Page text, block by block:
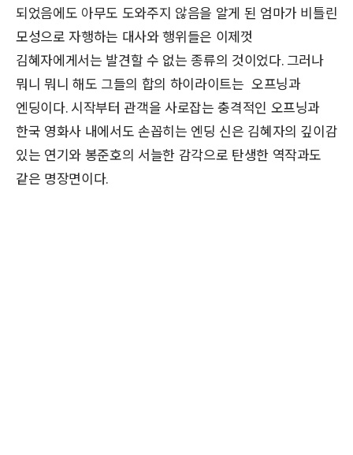
되었음에도 아무도 도와주지 않음을 알게 된 엄마가 비틀린
모성으로 자행하는 대사와 행위들은 이제껏
김혜자에게서는 발견할 수 없는 종류의 것이었다. 그러나
뭐니 뭐니 해도 그들의 합의 하이라이트는 오프닝과
엔딩이다. 시작부터 관객을 사로잡는 충격적인 오프닝과
한국 영화사 내에서도 손꼽히는 엔딩 신은 김혜자의 깊이감
있는 연기와 봉준호의 서늘한 감각으로 탄생한 역작과도
같은 명장면이다.